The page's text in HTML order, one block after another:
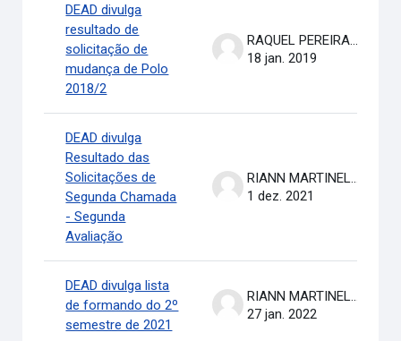
DEAD divulga
resultado de
solicitação de
mudança de Polo
2018/2
RAQUEL PEREIRA DE ARRUDA
18 jan. 2019
DEAD divulga
Resultado das
Solicitações de
Segunda Chamada
- Segunda
Avaliação
RIANN MARTINELLI BATISTA
1 dez. 2021
DEAD divulga lista
de formando do 2º
semestre de 2021
RIANN MARTINELLI BATISTA
27 jan. 2022